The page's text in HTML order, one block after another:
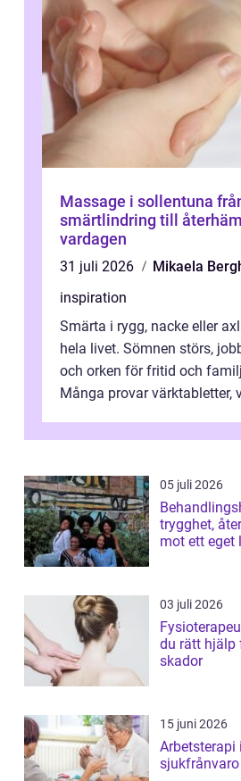
Massage i sollentuna från
smärtlindring till
vardagen
31 juli 2026
Mikaela
inspiration
Smärta i rygg, nacke eller
hela livet. Sömnen störs,
och orken för fritid och
Många provar värktabletter,
05 juli 2026
trygghet,
mot ett eget
03 juli 2026
Fysioterapeut i
du rätt hjälp
skador
15 juni 2026
Arbetsterapi i